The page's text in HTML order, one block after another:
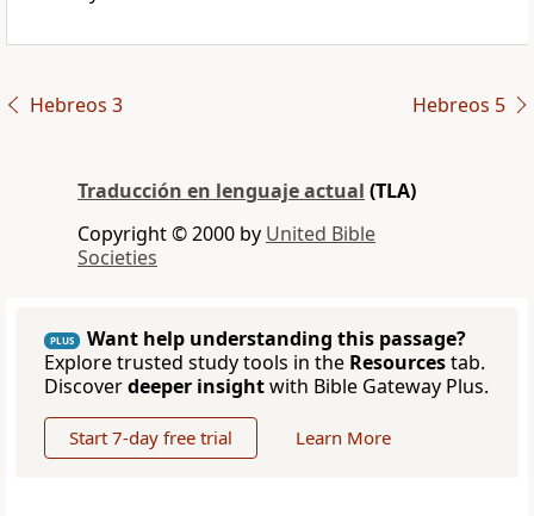
Hebreos 3 Hebreos 5
Traducción en lenguaje actual (TLA)
Copyright © 2000 by United Bible
Societies
PLUS
Want help understanding this passage?
Explore trusted study tools in the Resourcestab.
Discoverdeeper insightwith Bible Gateway Plus.
Start 7-day free trial Learn More